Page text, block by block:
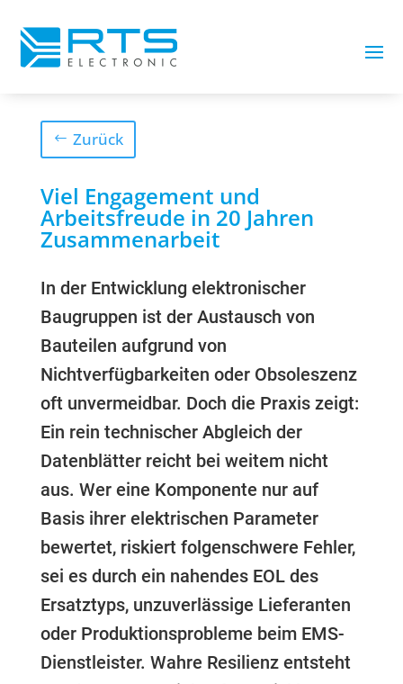
Zurück
Viel Engagement und
Arbeitsfreude in 20 Jahren
Zusammenarbeit
In der Entwicklung elektronischer
Baugruppen ist der Austausch von
Bauteilen aufgrund von
Nichtverfügbarkeiten oder Obsoleszenz
oft unvermeidbar. Doch die Praxis zeigt:
Ein rein technischer Abgleich der
Datenblätter reicht bei weitem nicht
aus. Wer eine Komponente nur auf
Basis ihrer elektrischen Parameter
bewertet, riskiert folgenschwere Fehler,
sei es durch ein nahendes EOL des
Ersatztyps, unzuverlässige Lieferanten
oder Produktionsprobleme beim EMS-
Dienstleister. Wahre Resilienz entsteht